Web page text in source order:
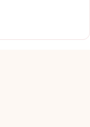
8 à 64 ans